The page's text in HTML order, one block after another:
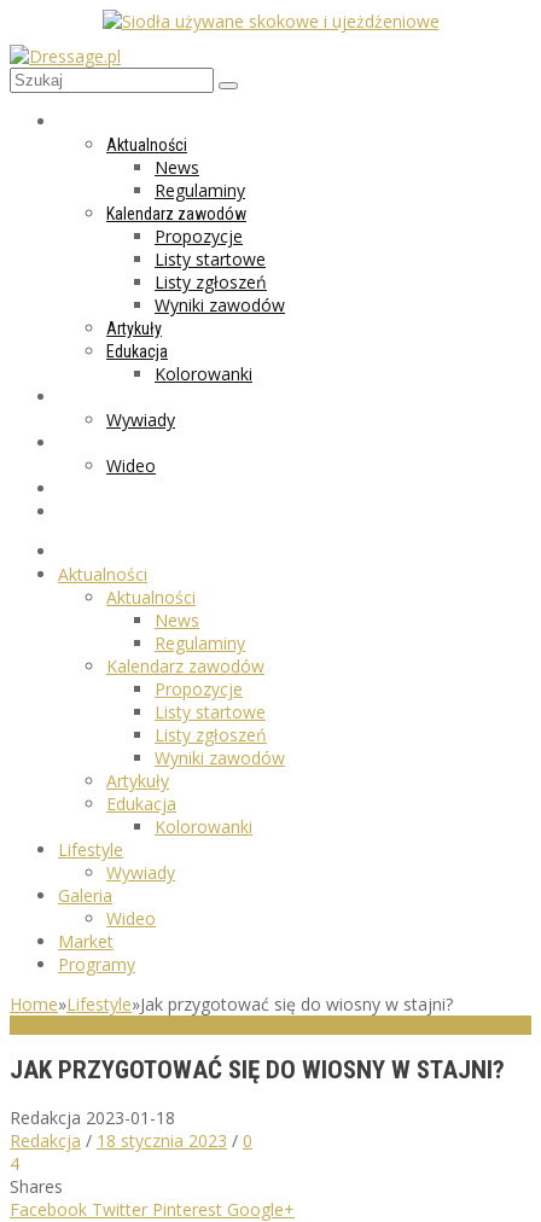
Aktualności
News
Regulaminy
Kalendarz zawodów
Propozycje
Listy startowe
Listy zgłoszeń
Wyniki zawodów
Artykuły
Edukacja
Kolorowanki
Wywiady
Wideo
Aktualności
Aktualności
News
Regulaminy
Kalendarz zawodów
Propozycje
Listy startowe
Listy zgłoszeń
Wyniki zawodów
Artykuły
Edukacja
Kolorowanki
Lifestyle
Wywiady
Galeria
Wideo
Market
Programy
Home»Lifestyle»Jak przygotować się do wiosny w stajni?
JAK PRZYGOTOWAĆ SIĘ DO WIOSNY W STAJNI?
Redakcja 2023-01-18
Redakcja / 18 stycznia 2023 / 0
4
Shares
Facebook Twitter Pinterest Google+